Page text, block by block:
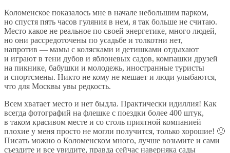
Коломенское показалось мне в начале небольшим парком,
но спустя пять часов гуляния в нем, я так больше не считаю.
Место какое не реальное по своей энергетике, много людей,
но они рассредоточены по усадьбе и толкотни нет,
напротив — мамы с колясками и детишками отдыхают
и играют в тени дубов и яблоневых садов, компашки друзей
на пикнике, бабушки и молодежь, иностранные туристы
и спортсмены. Никто не кому не мешает и люди улыбаются,
что для Москвы увы редкость.
Всем хватает место и нет быдла. Практически идиллия! Как
всегда фотографий на флешке с поездки более 400 штук,
в таком красивом месте и со столь приятной компанией
плохие у меня просто не могли получится, только хорошие! 🙂
Писать можно о Коломенском много, лучше возьмите и сами
съездите и все увидите, правда сейчас наверняка сады